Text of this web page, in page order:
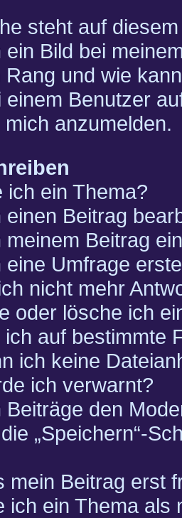
steht auf
Bild bei
und wie
einem Benutzer
anzumelden.
ich ein Thema?
einen Beitrag
Beitrag
eine Umfrage
nicht mehr
oder lösche ich
auf bestimmte
ich keine
ich verwarnt?
den
„Speichern“-
mein Beitrag erst
ich ein Thema als